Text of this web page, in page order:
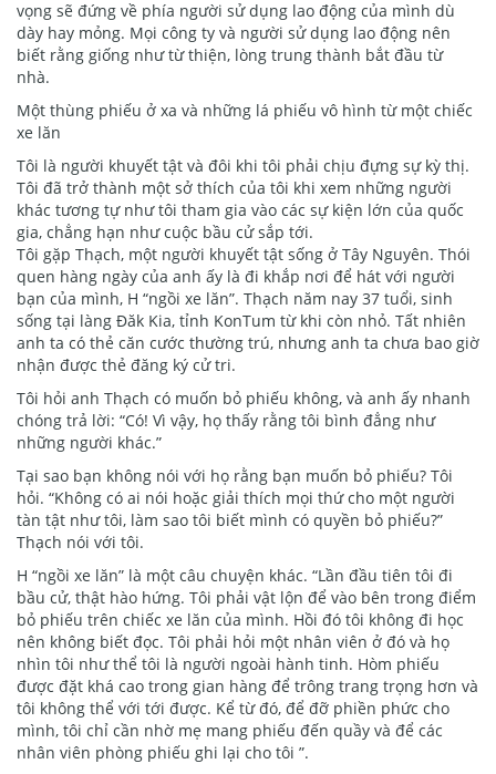
vọng sẽ đứng về phía người sử dụng lao động của mình dù
dày hay mỏng. Mọi công ty và người sử dụng lao động nên
biết rằng giống như từ thiện, lòng trung thành bắt đầu từ
nhà.
Một thùng phiếu ở xa và những lá phiếu vô hình từ một chiếc
xe lăn
Tôi là người khuyết tật và đôi khi tôi phải chịu đựng sự kỳ thị.
Tôi đã trở thành một sở thích của tôi khi xem những người
khác tương tự như tôi tham gia vào các sự kiện lớn của quốc
gia, chẳng hạn như cuộc bầu cử sắp tới.
Tôi gặp Thạch, một người khuyết tật sống ở Tây Nguyên. Thói
quen hàng ngày của anh ấy là đi khắp nơi để hát với người
bạn của mình, H “ngồi xe lăn”. Thạch năm nay 37 tuổi, sinh
sống tại làng Đăk Kia, tỉnh KonTum từ khi còn nhỏ. Tất nhiên
anh ta có thẻ căn cước thường trú, nhưng anh ta chưa bao giờ
nhận được thẻ đăng ký cử tri.
Tôi hỏi anh Thạch có muốn bỏ phiếu không, và anh ấy nhanh
chóng trả lời: “Có! Vì vậy, họ thấy rằng tôi bình đẳng như
những người khác.”
Tại sao bạn không nói với họ rằng bạn muốn bỏ phiếu? Tôi
hỏi. “Không có ai nói hoặc giải thích mọi thứ cho một người
tàn tật như tôi, làm sao tôi biết mình có quyền bỏ phiếu?”
Thạch nói với tôi.
H “ngồi xe lăn” là một câu chuyện khác. “Lần đầu tiên tôi đi
bầu cử, thật hào hứng. Tôi phải vật lộn để vào bên trong điểm
bỏ phiếu trên chiếc xe lăn của mình. Hồi đó tôi không đi học
nên không biết đọc. Tôi phải hỏi một nhân viên ở đó và họ
nhìn tôi như thể tôi là người ngoài hành tinh. Hòm phiếu
được đặt khá cao trong gian hàng để trông trang trọng hơn và
tôi không thể với tới được. Kể từ đó, để đỡ phiền phức cho
mình, tôi chỉ cần nhờ mẹ mang phiếu đến quầy và để các
nhân viên phòng phiếu ghi lại cho tôi ”.